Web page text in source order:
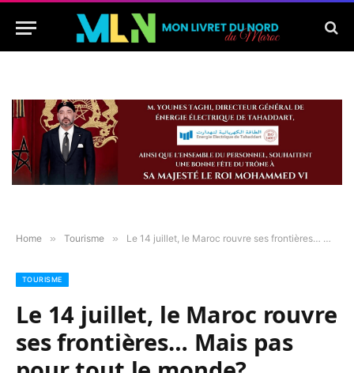
Home » Tourisme » Le 14 juillet, le Maroc rouvre ses frontières… Mais pas pour tout le monde?
TOURISME
Le 14 juillet, le Maroc rouvre
ses frontières… Mais pas